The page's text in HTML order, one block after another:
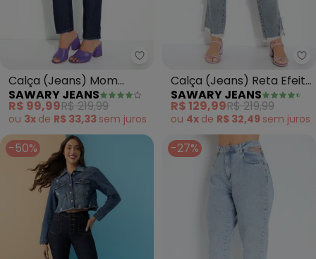
Sawary Jeans - Calça (Jeans)
Calça (Jeans) Mom
Jeans com Bolsos
Sawary
SAWARY JEANS
R$ 99,99R$ 219,99
ou 3x de R$ 33,33 sem juros
Calça (Jeans) Reta Efeito
Destroyed Sawary
SAWARY JEANS
R$ 129,99R$ 219,99
ou 4x de R$ 32,49 sem juros
-50% -27%